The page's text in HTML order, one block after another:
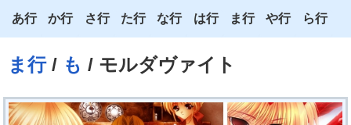
ま行/ も / モルダヴァイト
あ行
い
う
か行
き
く
さ行
し
す
た行
ち
つ
な行
に
ぬ
は行
ひ
ふ
ま行
む
や行
よ
ら行
る